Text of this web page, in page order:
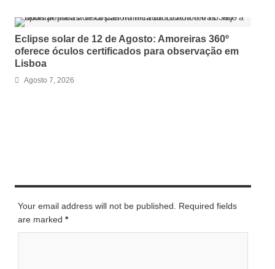
Eclipse solar de 12 de Agosto: Amoreiras 360º
oferece óculos certificados para observação em
Lisboa
Agosto 7, 2026
Your email address will not be published. Required fields
are marked *